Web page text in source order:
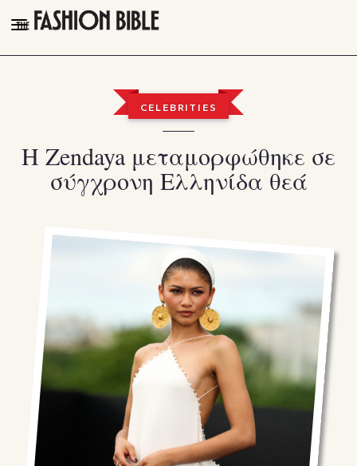
THE FASHION BIBLE
TALK OF THE TOWN
PLEASURES
FOLLOW
Youtube
TikTok
X(Twitter)
CELEBRITIES
Η Zendaya μεταμορφώθηκε σε
σύγχρονη Ελληνίδα θεά